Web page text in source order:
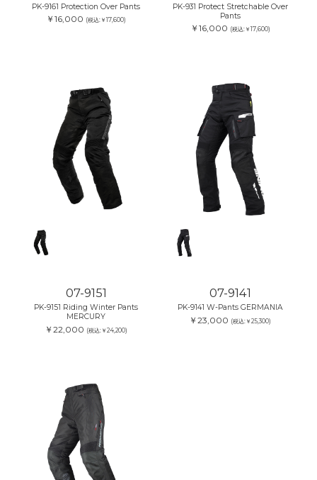
PK-9161 Protection Over Pants
￥16,000 (税込:￥17,600)
PK-931 Protect Stretchable Over
Pants
￥16,000 (税込:￥17,600)
07-9151
PK-9151 Riding Winter Pants
MERCURY
￥22,000 (税込:￥24,200)
07-9141
PK-9141 W-Pants GERMANIA
￥23,000 (税込:￥25,300)